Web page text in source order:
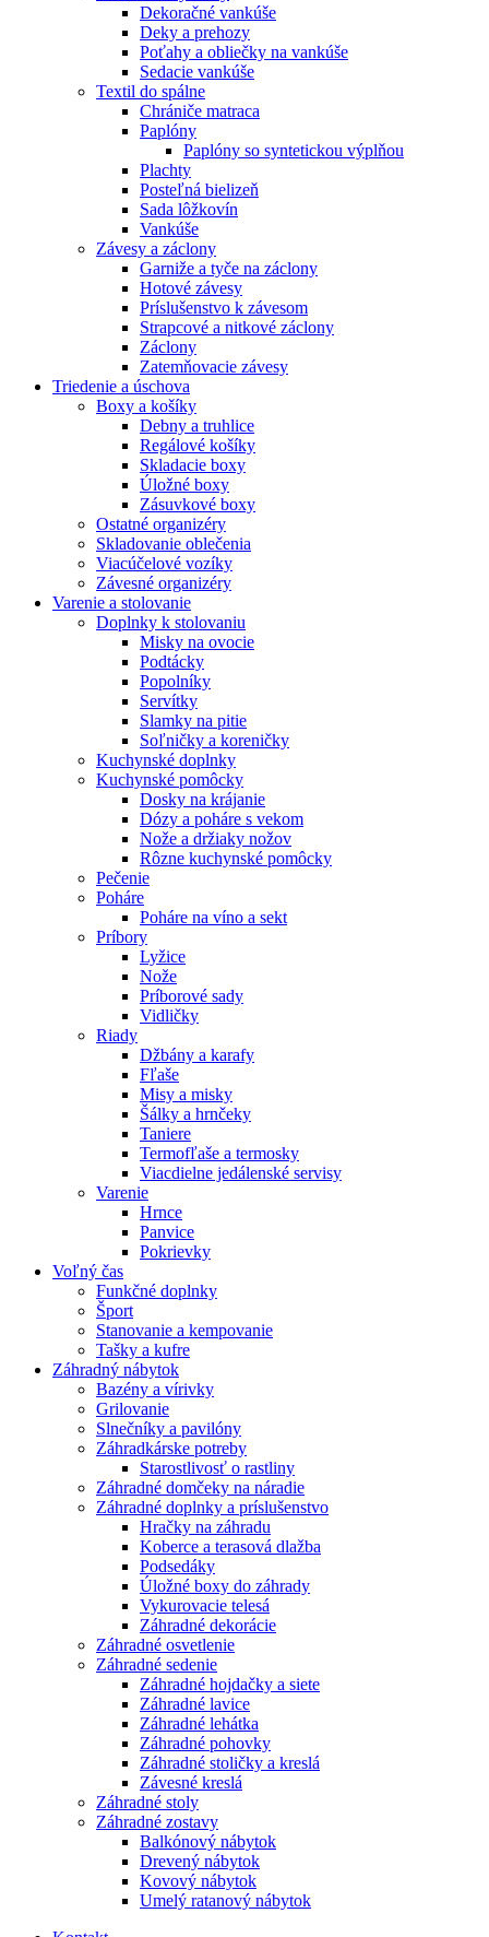
Dekoračné vankúše
Deky a prehozy
Poťahy a obliečky na vankúše
Sedacie vankúše
Textil do spálne
Chrániče matraca
Paplóny
Paplóny so syntetickou výplňou
Plachty
Posteľná bielizeň
Sada lôžkovín
Vankúše
Závesy a záclony
Garniže a tyče na záclony
Hotové závesy
Príslušenstvo k závesom
Strapcové a nitkové záclony
Záclony
Zatemňovacie závesy
Triedenie a úschova
Boxy a košíky
Debny a truhlice
Regálové košíky
Skladacie boxy
Úložné boxy
Zásuvkové boxy
Ostatné organizéry
Skladovanie oblečenia
Viacúčelové vozíky
Závesné organizéry
Varenie a stolovanie
Doplnky k stolovaniu
Misky na ovocie
Podtácky
Popolníky
Servítky
Slamky na pitie
Soľničky a koreničky
Kuchynské doplnky
Kuchynské pomôcky
Dosky na krájanie
Dózy a poháre s vekom
Nože a držiaky nožov
Rôzne kuchynské pomôcky
Pečenie
Poháre
Poháre na víno a sekt
Príbory
Lyžice
Nože
Príborové sady
Vidličky
Riady
Džbány a karafy
Fľaše
Misy a misky
Šálky a hrnčeky
Taniere
Termofľaše a termosky
Viacdielne jedálenské servisy
Varenie
Hrnce
Panvice
Pokrievky
Voľný čas
Funkčné doplnky
Šport
Stanovanie a kempovanie
Tašky a kufre
Záhradný nábytok
Bazény a vírivky
Grilovanie
Slnečníky a pavilóny
Záhradkárske potreby
Starostlivosť o rastliny
Záhradné domčeky na náradie
Záhradné doplnky a príslušenstvo
Hračky na záhradu
Koberce a terasová dlažba
Podsedáky
Úložné boxy do záhrady
Vykurovacie telesá
Záhradné dekorácie
Záhradné osvetlenie
Záhradné sedenie
Záhradné hojdačky a siete
Záhradné lavice
Záhradné lehátka
Záhradné pohovky
Záhradné stoličky a kreslá
Závesné kreslá
Záhradné stoly
Záhradné zostavy
Balkónový nábytok
Drevený nábytok
Kovový nábytok
Umelý ratanový nábytok